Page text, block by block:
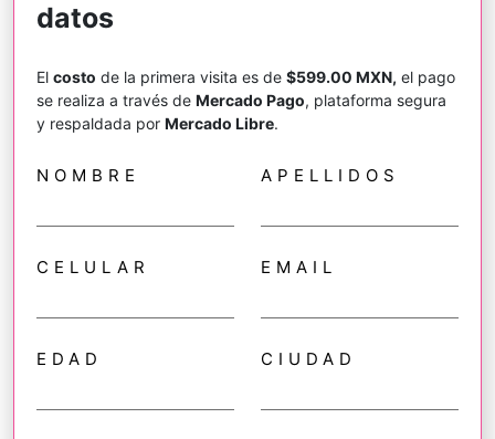
datos
El costo de la primera visita es de $599.00 MXN, el pago
se realiza a través de Mercado Pago, plataforma segura
y respaldada por Mercado Libre.
NOMBRE APELLIDOS
CELULAR EMAIL
EDAD CIUDAD